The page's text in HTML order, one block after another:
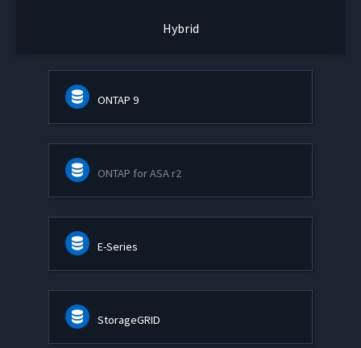
Hybrid
ONTAP 9
ONTAP for ASA r2
E-Series
StorageGRID